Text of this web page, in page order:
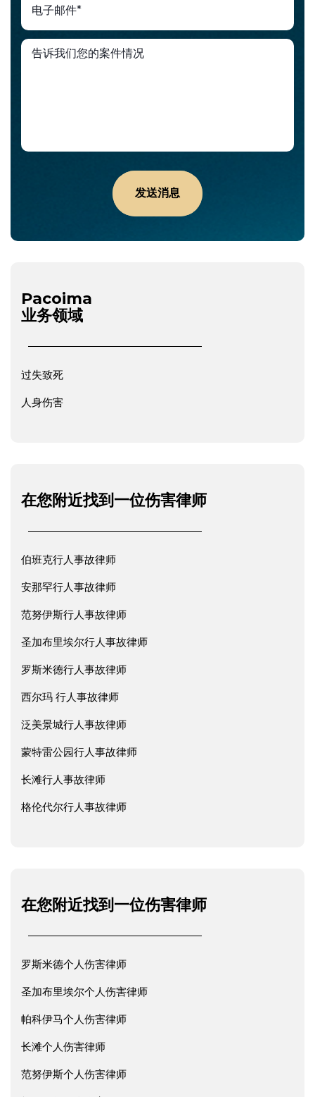
Pacoima
业务领域
过失致死
人身伤害
在您附近找到一位伤害律师
伯班克行人事故律师
安那罕行人事故律师
范努伊斯行人事故律师
圣加布里埃尔行人事故律师
罗斯米德行人事故律师
西尔玛 行人事故律师
泛美景城行人事故律师
蒙特雷公园行人事故律师
长滩行人事故律师
格伦代尔行人事故律师
在您附近找到一位伤害律师
罗斯米德个人伤害律师
圣加布里埃尔个人伤害律师
帕科伊马个人伤害律师
长滩个人伤害律师
范努伊斯个人伤害律师